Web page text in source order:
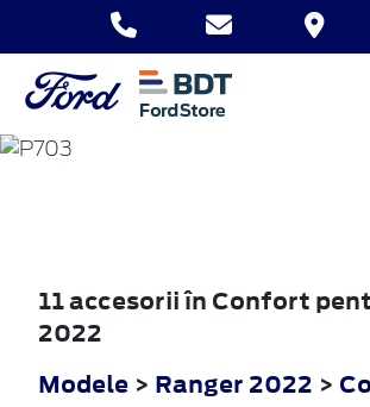
RANGER
11 accesorii în Confort
2022
Modele > Ranger 2022 >